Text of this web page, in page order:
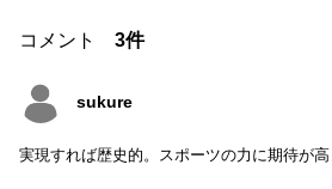
コメント 3件
sukure
実現すれば歴史的。スポーツの力に期待が高